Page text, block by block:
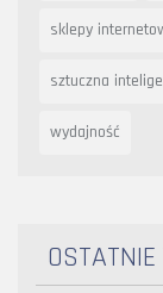
sklepy
sztuczna
wydajność